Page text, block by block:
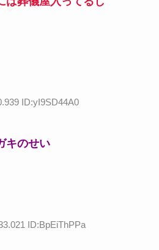
ID:yI9SD44A0
キのせい
ID:BpEiThPPa